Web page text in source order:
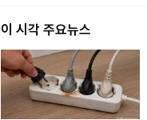
이 시각 주요뉴스